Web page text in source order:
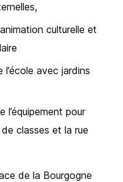
culturelle et
avec jardins
pour
classes et la rue
de la Bourgogne